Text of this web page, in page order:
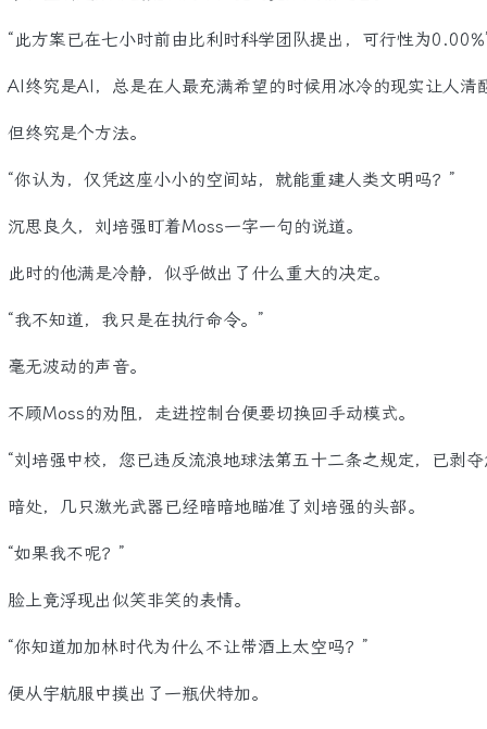
方案已在七小时前由比利时科学团队提出，可行性为
究是AI，总是在人最充满希望的时候用冰冷的现实让人清
究是个方法。
认为，仅凭这座小小的空间站，就能重建人类文明吗？”
良久，刘培强盯着Moss一字一句的说道。
的他满是冷静，似乎做出了什么重大的决定。
不知道，我只是在执行命令。”
波动的声音。
Moss的劝阻，走进控制台便要切换回手动模式。
培强中校，您已违反流浪地球法第五十二条之规定，已剥夺
，几只激光武器已经暗暗地瞄准了刘培强的头部。
果我不呢？”
竟浮现出似笑非笑的表情。
知道加加林时代为什么不让带酒上太空吗？”
宇航服中摸出了一瓶伏特加。